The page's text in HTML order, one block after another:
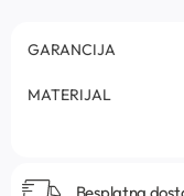
GARANCIJA
MATERIJAL